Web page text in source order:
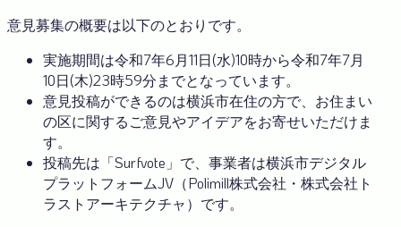
意見募集の概要は以下のとおりです。
実施期間は令和7年6月11日(水)10時から令和7年7月
10日(木)23時59分までとなっています。
意見投稿ができるのは横浜市在住の方で、お住まい
の区に関するご意見やアイデアをお寄せいただけま
す。
投稿先は「Surfvote」で、事業者は横浜市デジタル
プラットフォームJV（Polimill株式会社・株式会社ト
ラストアーキテクチャ）です。